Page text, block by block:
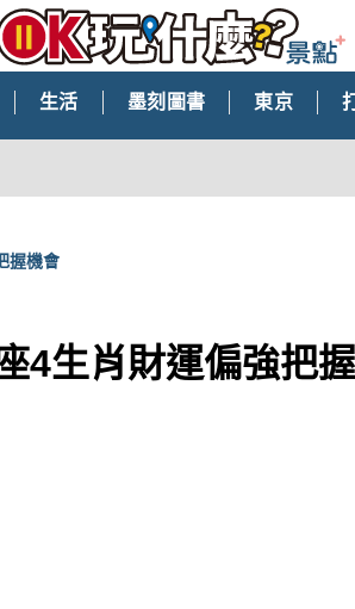
生活 墨刻圖書 東京
握機會
4生肖財運偏強把